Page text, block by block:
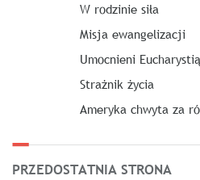
W rodzinie siła
Misja ewangelizacji
Umocnieni Eucharystią
Strażnik życia
Ameryka chwyta za
PRZEDOSTATNIA STRONA